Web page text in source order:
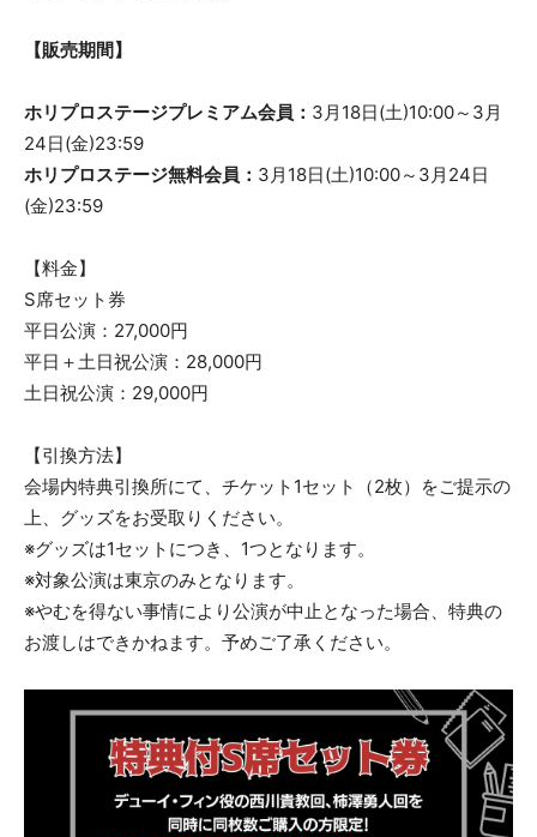
【販売期間】
ホリプロステージプレミアム会員： 3月18日(土)10:00～3月
24日(金)23:59
ホリプロステージ無料会員： 3月18日(土)10:00～3月24日
(金)23:59
【料金】
S席セット券
平日公演：27,000円
平日＋土日祝公演：28,000円
土日祝公演：29,000円
【引換方法】
会場内特典引換所にて、チケット1セット（2枚）をご提示の
上、グッズをお受取りください。
※グッズは1セットにつき、1つとなります。
※対象公演は東京のみとなります。
※やむを得ない事情により公演が中止となった場合、特典の
お渡しはできかねます。予めご了承ください。